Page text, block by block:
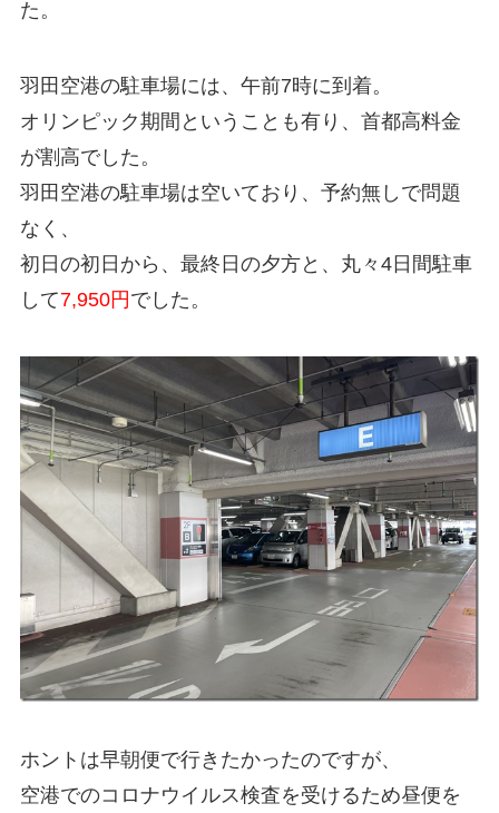
た。
羽田空港の駐車場には、午前7時に到着。
オリンピック期間ということも有り、首都高料金
が割高でした。
羽田空港の駐車場は空いており、予約無しで問題
なく、
初日の初日から、最終日の夕方と、丸々4日間駐車
して7,950円でした。
ホントは早朝便で行きたかったのですが、
空港でのコロナウイルス検査を受けるため昼便を